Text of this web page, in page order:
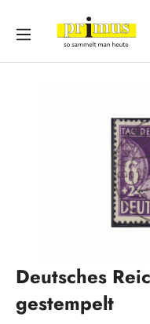
Zum Hauptinhalt springen
Deutsches
gestempelt